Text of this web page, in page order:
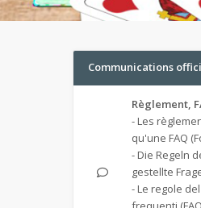
Communications
Règlement,
- Les
qu'une FAQ
- Die Regeln
gestellte
- Le regole